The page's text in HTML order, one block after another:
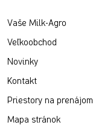
Vaše Milk-Agro
Veľkoobchod
Novinky
Kontakt
Priestory na prenájom
Mapa stránok